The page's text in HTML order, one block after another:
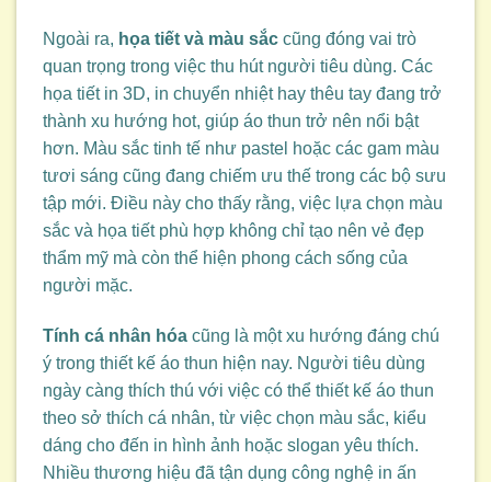
Ngoài ra, họa tiết và màu sắc cũng đóng vai trò
quan trọng trong việc thu hút người tiêu dùng. Các
họa tiết in 3D, in chuyển nhiệt hay thêu tay đang trở
thành xu hướng hot, giúp áo thun trở nên nổi bật
hơn. Màu sắc tinh tế như pastel hoặc các gam màu
tươi sáng cũng đang chiếm ưu thế trong các bộ sưu
tập mới. Điều này cho thấy rằng, việc lựa chọn màu
sắc và họa tiết phù hợp không chỉ tạo nên vẻ đẹp
thẩm mỹ mà còn thể hiện phong cách sống của
người mặc.
Tính cá nhân hóa cũng là một xu hướng đáng chú
ý trong thiết kế áo thun hiện nay. Người tiêu dùng
ngày càng thích thú với việc có thể thiết kế áo thun
theo sở thích cá nhân, từ việc chọn màu sắc, kiểu
dáng cho đến in hình ảnh hoặc slogan yêu thích.
Nhiều thương hiệu đã tận dụng công nghệ in ấn